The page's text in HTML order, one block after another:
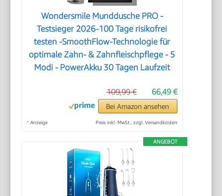
Wondersmile Munddusche PRO -
Testsieger 2026-100 Tage risikofrei
testen -SmoothFlow-Technologie für
optimale Zahn- & Zahnfleischpflege - 5
Modi - PowerAkku 30 Tagen Laufzeit
66,49 €
109,99 €
Bei Amazon ansehen
* Anzeige Preis inkl. MwSt., zzgl. Versandkosten
ANGEBOT